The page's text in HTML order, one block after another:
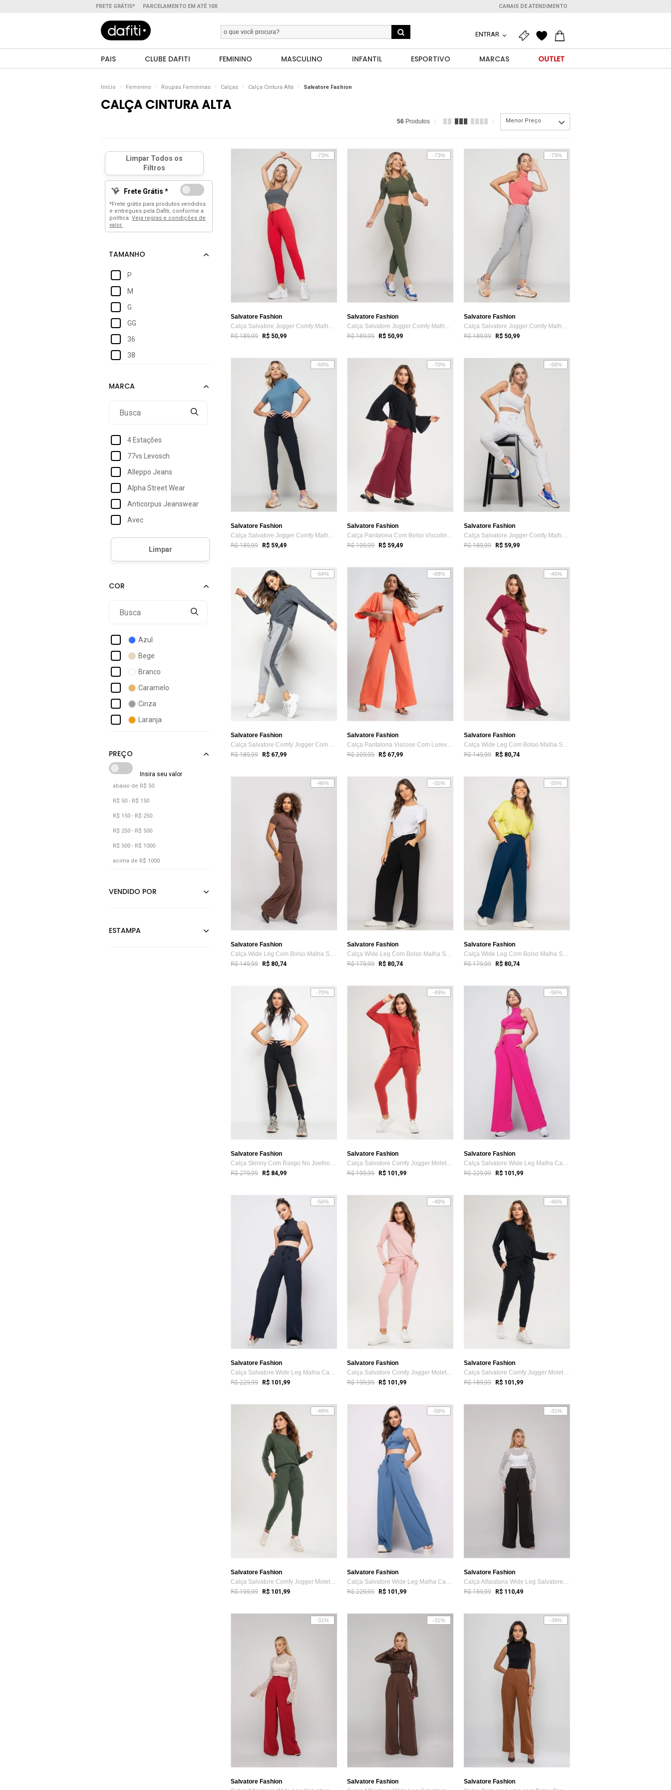
FRETE GRÁTIS* PARCELAMENTO EM ATÉ 10X CANAIS DE ATENDIMENTO
ENTRAR
PAIS CLUBE DAFITI FEMININO MASCULINO INFANTIL ESPORTIVO MARCAS OUTLET
Início Feminino Roupas Femininas Calças Calça Cintura Alta Salvatore Fashion
CALÇA CINTURA ALTA
56 Produtos Menor Preço
Frete Grátis *
*Frete grátis para produtos vendidos
e entregues pela Dafiti, conforme a
política: Veja regras e condições de
valor.
P
M
G
GG
36
38
4 Estações
77vs Levosch
Alleppo Jeans
Alpha Street Wear
Anticorpus Jeanswear
Avec
Bbonnie
Carlota Costa
Azul
Bege
Branco
Caramelo
Cinza
Laranja
Verde
Vermelho
abaixo de R$ 50
R$ 50 - R$ 150
R$ 150 - R$ 250
R$ 250 - R$ 500
R$ 500 - R$ 1000
acima de R$ 1000
-73%
Salvatore Fashion
Calça Salvatore Jogger Comfy Malha Canel...
R$ 189,99 R$ 50,99
-73%
Salvatore Fashion
Calça Salvatore Jogger Comfy Malha Canelada Verde
R$ 189,99 R$ 50,99
-73%
Salvatore Fashion
Calça Salvatore Jogger Comfy Malha Canel...
R$ 189,99 R$ 50,99
-69%
Salvatore Fashion
Calça Salvatore Jogger Comfy Malha Canelada Preta
R$ 189,99 R$ 59,49
-70%
Salvatore Fashion
Calça Pantalona Com Bolso Viscolinho Sal...
R$ 199,99 R$ 59,49
-68%
Salvatore Fashion
Calça Salvatore Jogger Comfy Malha Canel...
R$ 189,99 R$ 59,99
-64%
Salvatore Fashion
Calça Salvatore Comfy Jogger Com Faixa L...
R$ 189,99 R$ 67,99
-68%
Salvatore Fashion
Calça Pantalona Viscose Com Lurex Salvat...
R$ 209,99 R$ 67,99
-46%
Salvatore Fashion
Calça Wide Leg Com Bolso Malha Salvatore...
R$ 149,99 R$ 80,74
-46%
Salvatore Fashion
Calça Wide Leg Com Bolso Malha Salvatore...
R$ 149,99 R$ 80,74
-55%
Salvatore Fashion
Calça Wide Leg Com Bolso Malha Salvatore...
R$ 179,99 R$ 80,74
-55%
Salvatore Fashion
Calça Wide Leg Com Bolso Malha Salvatore...
R$ 179,99 R$ 80,74
-70%
Salvatore Fashion
Calça Skinny Com Rasgo No Joelho Salvato...
R$ 279,99 R$ 84,99
-49%
Salvatore Fashion
Calça Salvatore Comfy Jogger Moletinho Terracota
R$ 199,99 R$ 101,99
-56%
Salvatore Fashion
Calça Salvatore Wide Leg Malha Canelada Pink
R$ 229,99 R$ 101,99
-56%
Salvatore Fashion
Calça Salvatore Wide Leg Malha Canelada Preta
R$ 229,99 R$ 101,99
-49%
Salvatore Fashion
Calça Salvatore Comfy Jogger Moletinho Rosa
R$ 199,99 R$ 101,99
-46%
Salvatore Fashion
Calça Salvatore Comfy Jogger Moletinho Preto
R$ 189,99 R$ 101,99
-49%
Salvatore Fashion
Calça Salvatore Comfy Jogger Moletinho Verde
R$ 199,99 R$ 101,99
-56%
Salvatore Fashion
Calça Salvatore Wide Leg Malha Canelada Azul
R$ 229,99 R$ 101,99
-31%
Salvatore Fashion
Calça Alfaiataria Wide Leg Salvatore Preto
R$ 159,99 R$ 110,49
-31%
Salvatore Fashion
-31%
Salvatore Fashion
-39%
Salvatore Fashion